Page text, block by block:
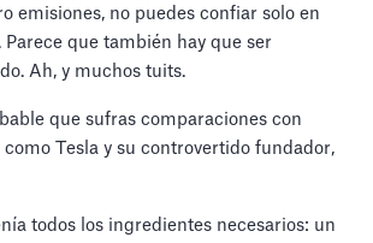
emisiones, no puedes confiar solo en
Parece que también hay que ser
Ah, y muchos tuits.
que sufras comparaciones con
como Tesla y su controvertido fundador,
todos los ingredientes necesarios: un